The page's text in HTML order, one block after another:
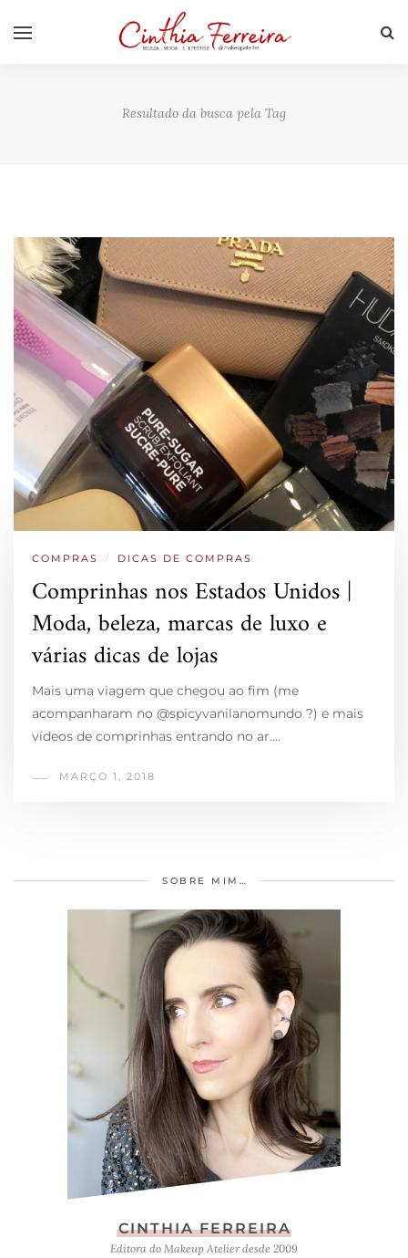
Resultado da busca pela Tag
COMPRAS / DICAS DE COMPRAS
Comprinhas nos Estados Unidos |
Moda, beleza, marcas de luxo e
várias dicas de lojas
Mais uma viagem que chegou ao fim (me
acompanharam no @spicyvanilanomundo ?) e mais
vídeos de comprinhas entrando no ar.…
MARÇO 1, 2018
SOBRE MIM…
CINTHIA FERREIRA
Editora do Makeup Atelier desde 2009